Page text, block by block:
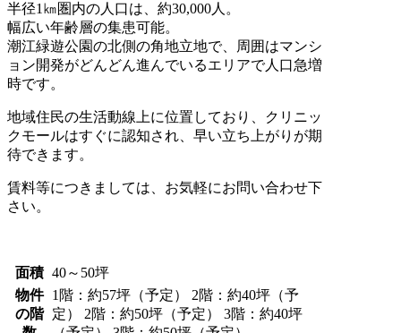
半径1㎞圏内の人口は、約30,000人。
幅広い年齢層の集患可能。
潮江緑遊公園の北側の角地立地で、周囲はマンシ
ョン開発がどんどん進んでいるエリアで人口急増
時です。
地域住民の生活動線上に位置しており、クリニッ
クモールはすぐに認知され、早い立ち上がりが期
待できます。
賃料等につきましては、お気軽にお問い合わせ下
さい。
面積 40～50坪
物件
の階
1階：約57坪（予定） 2階：約40坪（予
定） 2階：約50坪（予定） 3階：約40坪